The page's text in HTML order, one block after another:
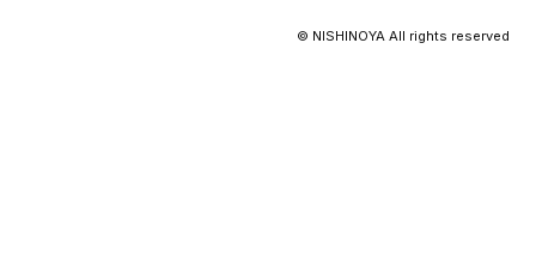
© NISHINOYA All rights reserved